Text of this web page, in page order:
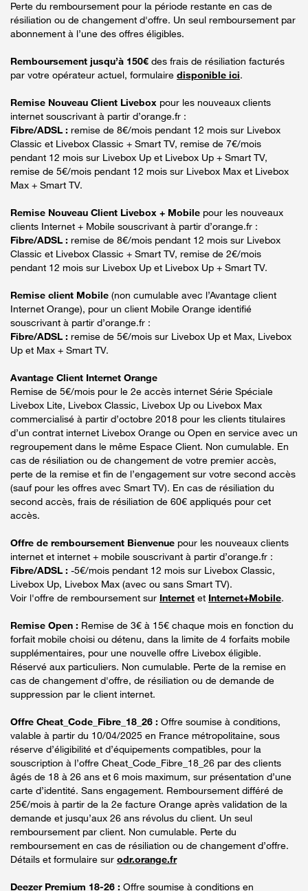
Perte du remboursement pour la période restante en cas de
résiliation ou de changement d'offre. Un seul remboursement par
abonnement à l’une des offres éligibles.
Remboursement jusqu’à 150€ des frais de résiliation facturés
par votre opérateur actuel, formulaire disponible ici.
Remise Nouveau Client Livebox pour les nouveaux clients
internet souscrivant à partir d’orange.fr :
Fibre/ADSL : remise de 8€/mois pendant 12 mois sur Livebox
Classic et Livebox Classic + Smart TV, remise de 7€/mois
pendant 12 mois sur Livebox Up et Livebox Up + Smart TV,
remise de 5€/mois pendant 12 mois sur Livebox Max et Livebox
Max + Smart TV.
Remise Nouveau Client Livebox + Mobile pour les nouveaux
clients Internet + Mobile souscrivant à partir d’orange.fr :
Fibre/ADSL : remise de 8€/mois pendant 12 mois sur Livebox
Classic et Livebox Classic + Smart TV, remise de 2€/mois
pendant 12 mois sur Livebox Up et Livebox Up + Smart TV.
Remise client Mobile (non cumulable avec l’Avantage client
Internet Orange), pour un client Mobile Orange identifié
souscrivant à partir d’orange.fr :
Fibre/ADSL : remise de 5€/mois sur Livebox Up et Max, Livebox
Up et Max + Smart TV.
Avantage Client Internet Orange
Remise de 5€/mois pour le 2e accès internet Série Spéciale
Livebox Lite, Livebox Classic, Livebox Up ou Livebox Max
commercialisé à partir d’octobre 2018 pour les clients titulaires
d’un contrat internet Livebox Orange ou Open en service avec un
regroupement dans le même Espace Client. Non cumulable. En
cas de résiliation ou de changement de votre premier accès,
perte de la remise et fin de l’engagement sur votre second accès
(sauf pour les offres avec Smart TV). En cas de résiliation du
second accès, frais de résiliation de 60€ appliqués pour cet
accès.
Offre de remboursement Bienvenue pour les nouveaux clients
internet et internet + mobile souscrivant à partir d’orange.fr :
Fibre/ADSL : -5€/mois pendant 12 mois sur Livebox Classic,
Livebox Up, Livebox Max (avec ou sans Smart TV).
Voir l'offre de remboursement sur Internet et Internet+Mobile.
Remise Open : Remise de 3€ à 15€ chaque mois en fonction du
forfait mobile choisi ou détenu, dans la limite de 4 forfaits mobile
supplémentaires, pour une nouvelle offre Livebox éligible.
Réservé aux particuliers. Non cumulable. Perte de la remise en
cas de changement d'offre, de résiliation ou de demande de
suppression par le client internet.
Offre Cheat_Code_Fibre_18_26 : Offre soumise à conditions,
valable à partir du 10/04/2025 en France métropolitaine, sous
réserve d’éligibilité et d’équipements compatibles, pour la
souscription à l’offre Cheat_Code_Fibre_18_26 par des clients
âgés de 18 à 26 ans et 6 mois maximum, sur présentation d’une
carte d’identité. Sans engagement. Remboursement différé de
25€/mois à partir de la 2e facture Orange après validation de la
demande et jusqu’aux 26 ans révolus du client. Un seul
remboursement par client. Non cumulable. Perte du
remboursement en cas de résiliation ou de changement d’offre.
Détails et formulaire sur odr.orange.fr
Deezer Premium 18-26 : Offre soumise à conditions en